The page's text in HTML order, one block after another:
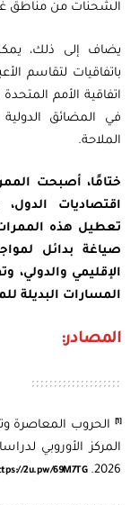
الشحنات من مناطق
يضاف إلى ذلك، يمكن
باتفاقيات لتقاسم
اتفاقية الأمم
في المضائق
الملاحة.
ختامًا، أصبحت
اقتصاديات
تعطيل هذه الممرات
صياغة بدائل
الإقليمي والدولي،
المسارات البديلة
المصادر:
الحروب المعاصرة
2026.
https://2u.pw/69M7TG